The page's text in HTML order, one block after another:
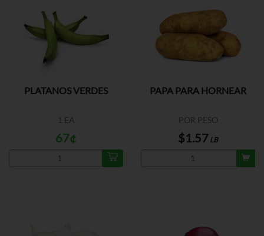
PLATANOS VERDES
1 EA
67¢
PAPA PARA HORNEAR
POR PESO
$1.57 LB